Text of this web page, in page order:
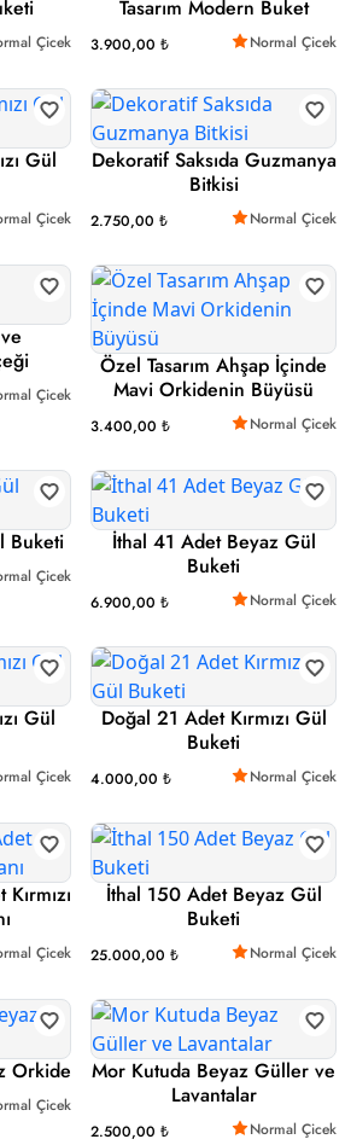
Çicek
Tasarım Modern Buket
3.900,00 ₺ Normal Çicek
Gül
Çicek
Dekoratif Saksıda Guzmanya
Bitkisi
2.750,00 ₺ Normal Çicek
Çicek
Özel Tasarım Ahşap İçinde
Mavi Orkidenin Büyüsü
3.400,00 ₺ Normal Çicek
Buketi
Çicek
İthal 41 Adet Beyaz Gül
Buketi
6.900,00 ₺ Normal Çicek
Gül
Çicek
Doğal 21 Adet Kırmızı Gül
Buketi
4.000,00 ₺ Normal Çicek
Çicek
İthal 150 Adet Beyaz Gül
Buketi
25.000,00 ₺ Normal Çicek
Orkide
Çicek
Mor Kutuda Beyaz Güller ve
Lavantalar
2.500,00 ₺ Normal Çicek